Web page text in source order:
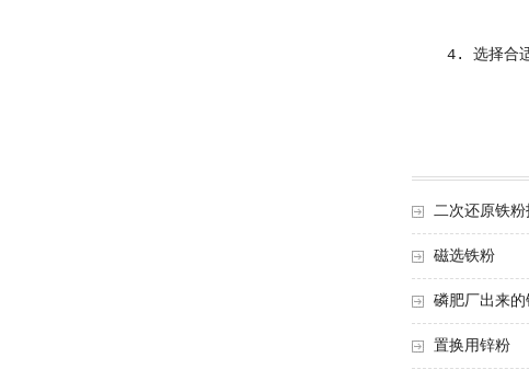
4. 选择合适的
二次还原铁粉
磁选铁粉
磷肥厂出来的
置换用锌粉